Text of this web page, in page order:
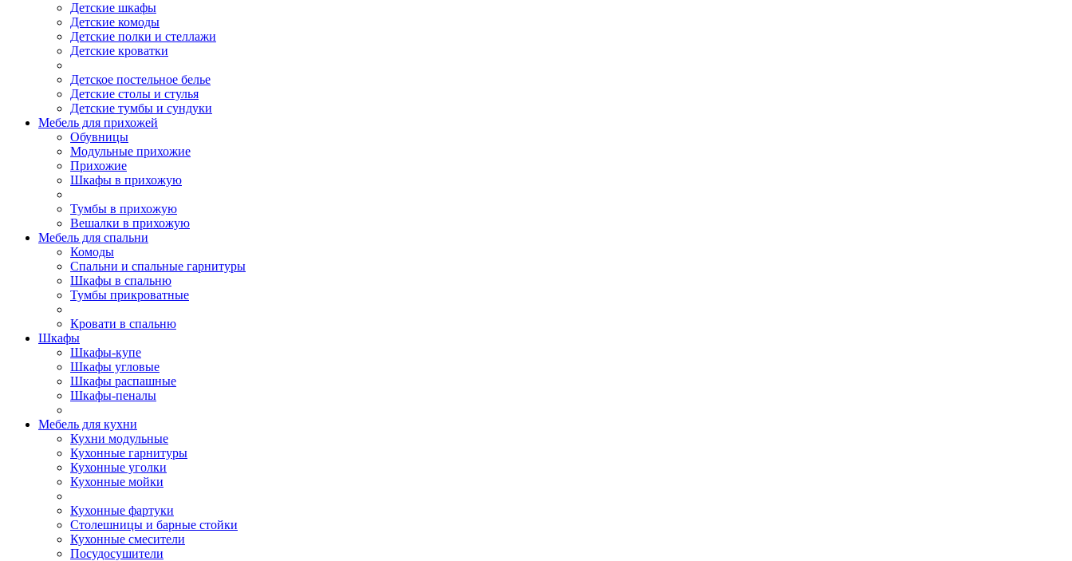
Детские шкафы
Детские комоды
Детские полки и стеллажи
Детские кроватки
Детское постельное белье
Детские столы и стулья
Детские тумбы и сундуки
Мебель для прихожей
Обувницы
Модульные прихожие
Прихожие
Шкафы в прихожую
Тумбы в прихожую
Вешалки в прихожую
Мебель для спальни
Комоды
Спальни и спальные гарнитуры
Шкафы в спальню
Тумбы прикроватные
Кровати в спальню
Шкафы
Шкафы-купе
Шкафы угловые
Шкафы распашные
Шкафы-пеналы
Мебель для кухни
Кухни модульные
Кухонные гарнитуры
Кухонные уголки
Кухонные мойки
Кухонные фартуки
Столешницы и барные стойки
Кухонные смесители
Посудосушители